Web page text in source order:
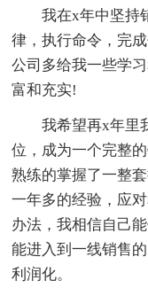
我在x年中坚持
律，执行命令，完
公司多给我一些学
富和充实!
我希望再x年里
位，成为一个完整
熟练的掌握了一整
一年多的经验，应
办法，我相信自己
能进入到一线销售
利润化。